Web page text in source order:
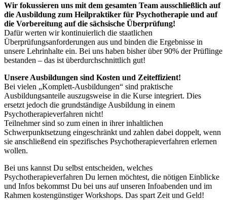
Wir fokussieren uns mit dem gesamten Team ausschließlich auf
die Ausbildung zum Heilpraktiker für Psychotherapie und auf
die Vorbereitung auf die sächsische Überprüfung!
Dafür werten wir kontinuierlich die staatlichen
Überprüfungsanforderungen aus und binden die Ergebnisse in
unsere Lehrinhalte ein. Bei uns haben bisher über 90% der Prüflinge
bestanden – das ist überdurchschnittlich gut!
Unsere Ausbildungen sind Kosten und Zeiteffizient!
Bei vielen „Komplett-Ausbildungen“ sind praktische
Ausbildungsanteile auszugsweise in die Kurse integriert. Dies
ersetzt jedoch die grundständige Ausbildung in einem
Psychotherapieverfahren nicht!
Teilnehmer sind so zum einen in ihrer inhaltlichen
Schwerpunktsetzung eingeschränkt und zahlen dabei doppelt, wenn
sie anschließend ein spezifisches Psychotherapieverfahren erlernen
wollen.
Bei uns kannst Du selbst entscheiden, welches
Psychotherapieverfahren Du lernen möchtest, die nötigen Einblicke
und Infos bekommst Du bei uns auf unseren Infoabenden und im
Rahmen kostengünstiger Workshops. Das spart Zeit und Geld!